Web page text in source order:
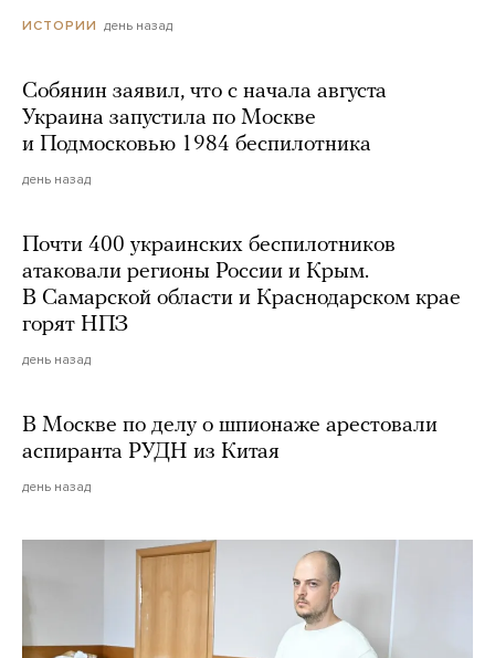
ИСТОРИИ день назад
Собянин заявил, что с начала августа
Украина запустила по Москве
и Подмосковью 1984 беспилотника
день назад
Почти 400 украинских беспилотников
атаковали регионы России и Крым.
В Самарской области и Краснодарском крае
горят НПЗ
день назад
В Москве по делу о шпионаже арестовали
аспиранта РУДН из Китая
день назад